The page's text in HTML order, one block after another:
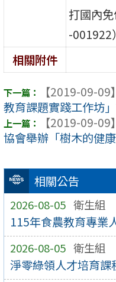
相關公告
2026-08-05 衛生組
115年食農教育專業
2026-08-05 衛生組
淨零綠領人才培育課
打國內
-001922
相關附件
【2019-09-09】
教育課題實踐工作坊
【2019-09-09】
協會舉辦「樹木的健